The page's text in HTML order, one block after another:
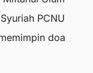
PCNU
doa